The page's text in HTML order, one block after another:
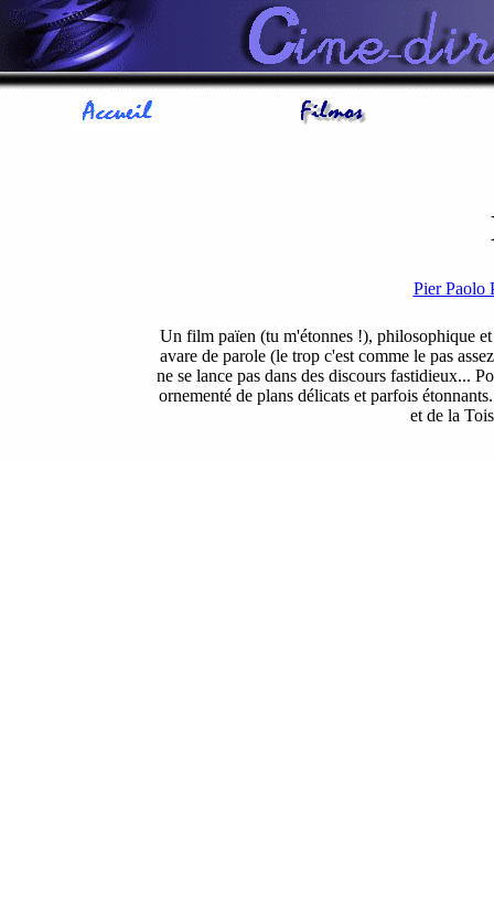
Pier Paolo
Un film païen (tu m'étonnes !), philosophique
avare de parole (le trop c'est comme le pas
ne se lance pas dans des discours fastidieux...
ornementé de plans délicats et parfois
et de la